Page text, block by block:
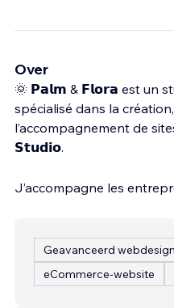
Over
🌞 𝗣𝗮𝗹𝗺 & 𝗙𝗹𝗼𝗿𝗮 est un
spécialisé dans la
l’accompagnement de
𝗦𝘁𝘂𝗱𝗶𝗼.
J’accompagne les
Geavanceerd webdesign
eCommerce-website